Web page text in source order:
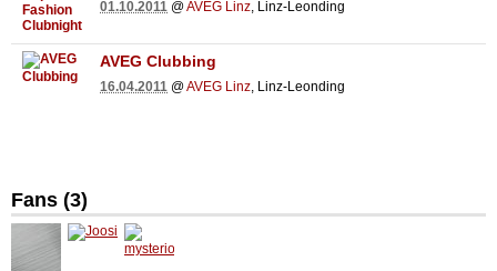
01.10.2011 @AVEG Linz, Linz-Leonding
AVEG Clubbing
16.04.2011 @AVEG Linz, Linz-Leonding
Fans (3)